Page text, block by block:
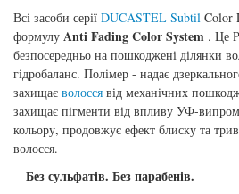
Всі засоби серії DUCASTEL Subtil Color
формулу Anti Fading Color System . Це
безпосередньо на пошкоджені ділянки
гідробаланс. Полімер - надає
захищає волосся від механічних
захищає пігменти від впливу УФ-
кольору, продовжує ефект блиску та
волосся.
Без сульфатів. Без парабенів.